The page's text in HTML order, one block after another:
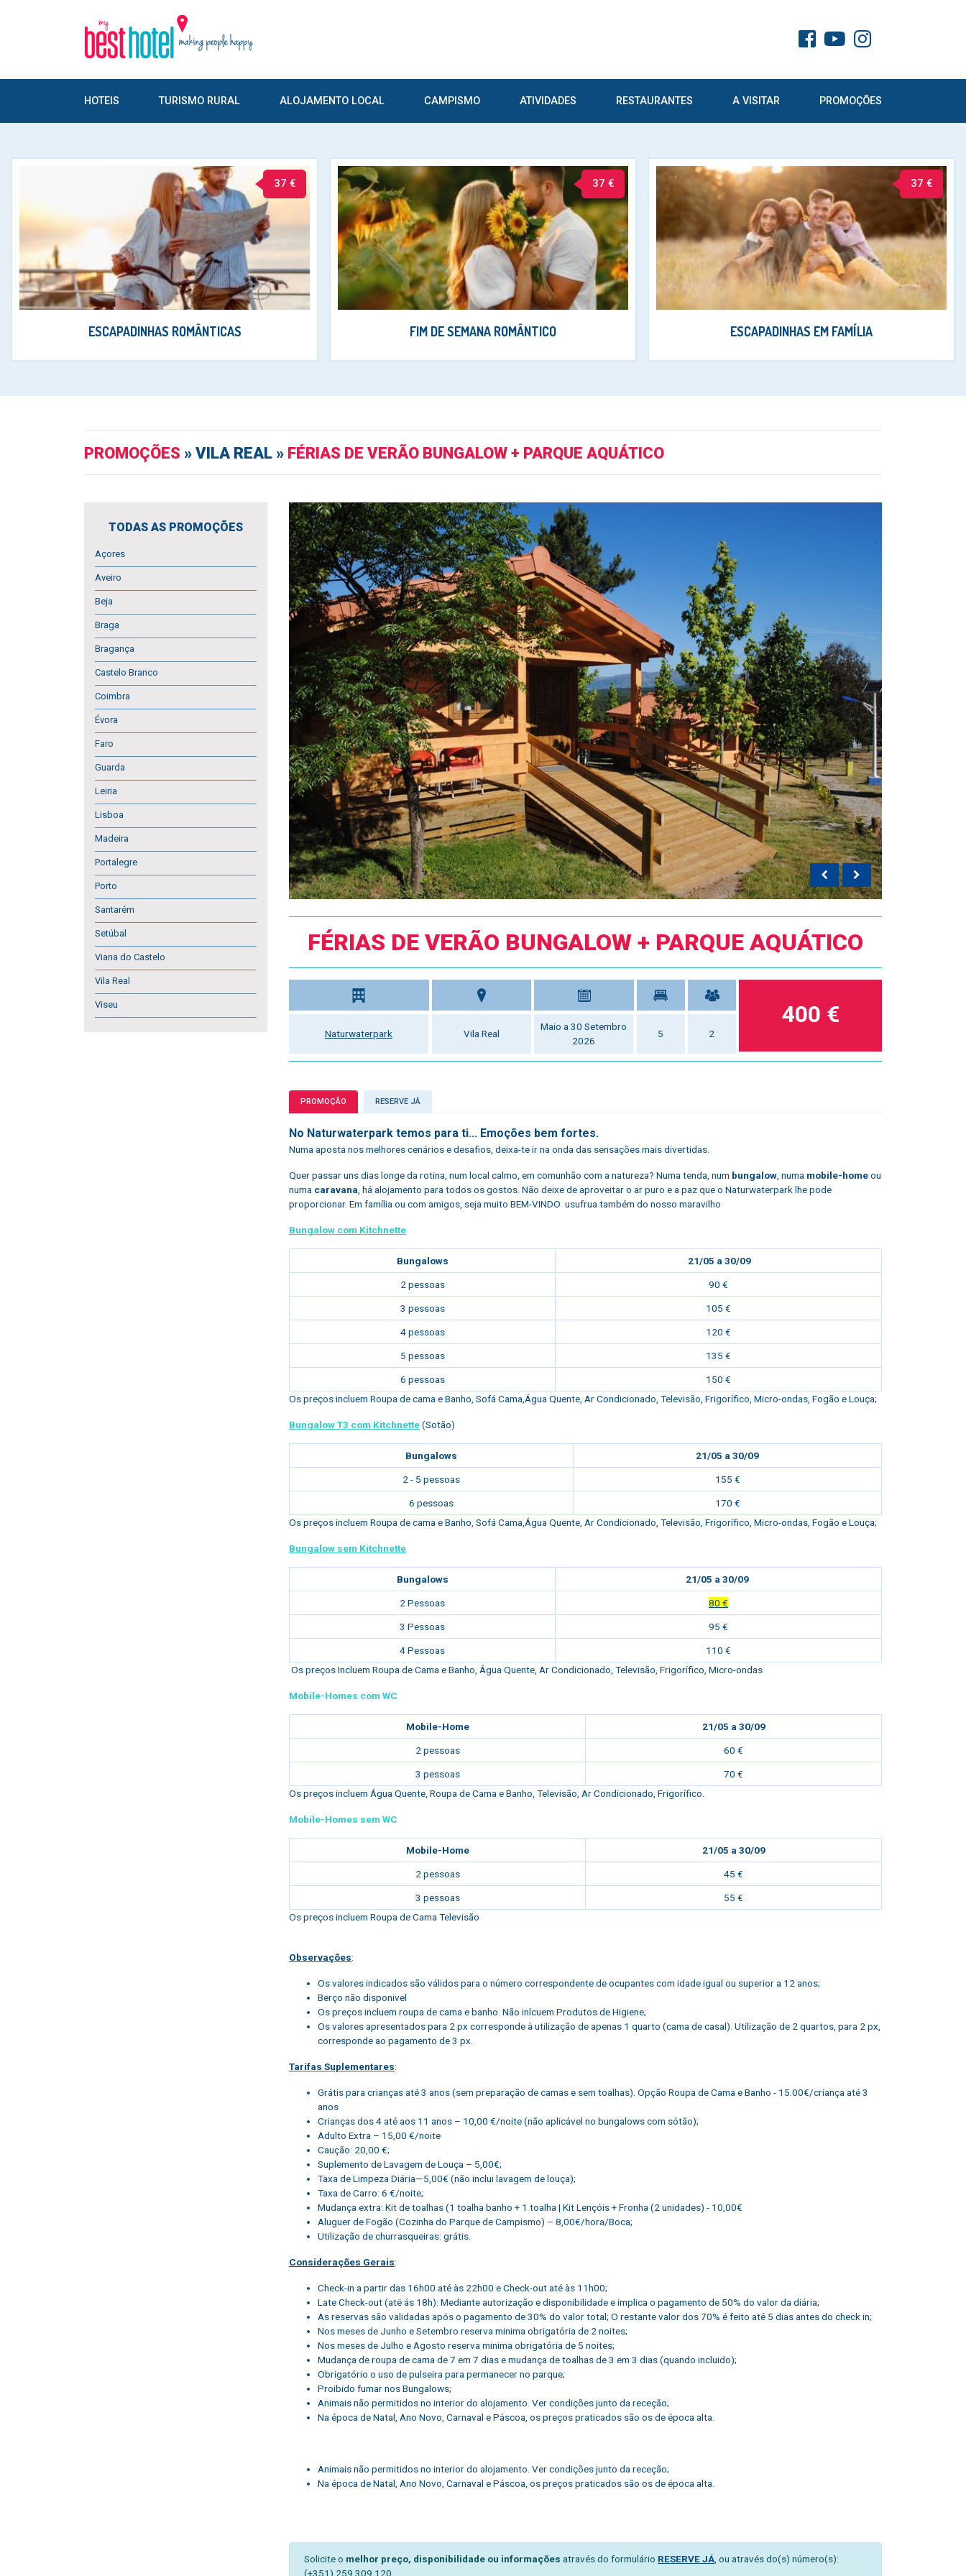
HOTEIS TURISMO RURAL ALOJAMENTO LOCAL CAMPISMO ATIVIDADES RESTAURANTES A VISITAR PROMOÇÕES
37 €
ESCAPADINHAS ROMÂNTICAS
37 €
FIM DE SEMANA ROMÂNTICO
37 €
ESCAPADINHAS EM FAMÍLIA
PROMOÇÕES » VILA REAL » FÉRIAS DE VERÃO BUNGALOW + PARQUE AQUÁTICO
TODAS AS PROMOÇÕES
Açores
Aveiro
Beja
Braga
Bragança
Castelo Branco
Coimbra
Évora
Faro
Guarda
Leiria
Lisboa
Madeira
Portalegre
Porto
Santarém
Setúbal
Viana do Castelo
Vila Real
Viseu
FÉRIAS DE VERÃO BUNGALOW + PARQUE AQUÁTICO
Naturwaterpark Vila Real
Maio a 30 Setembro
2026
5 2
400 €
PROMOÇÃO RESERVE JÁ
No Naturwaterpark temos para ti... Emoções bem fortes.
Numa aposta nos melhores cenários e desafios, deixa-te ir na onda das sensações mais divertidas.
Quer passar uns dias longe da rotina, num local calmo, em comunhão com a natureza? Numa tenda, num bungalow, numa mobile-homeou
numa caravana, há alojamento para todos os gostos. Não deixe de aproveitar o ar puro e a paz que o Naturwaterpark lhe pode
proporcionar. Em família ou com amigos, seja muito BEM-VINDO usufrua também do nosso maravilho
Bungalow com Kitchnette
Bungalows 21/05 a 30/09
2 pessoas 90 €
3 pessoas 105 €
4 pessoas 120 €
5 pessoas 135 €
6 pessoas
150 €
Os preços incluem Roupa de cama e Banho, Sofá Cama,Água Quente, Ar Condicionado, Televisão, Frigorífico, Micro-ondas, Fogão e Louça;
Bungalow T3 com Kitchnette(Sotão)
Bungalows 21/05 a 30/09
2 - 5 pessoas 155 €
6 pessoas
170 €
Os preços incluem Roupa de cama e Banho, Sofá Cama,Água Quente, Ar Condicionado, Televisão, Frigorífico, Micro-ondas, Fogão e Louça;
Bungalow sem Kitchnette
Bungalows 21/05 a 30/09
2 Pessoas 80 €
3 Pessoas 95 €
4 Pessoas
110 €
Os preços Incluem Roupa de Cama e Banho, Água Quente, Ar Condicionado, Televisão, Frigorífico, Micro-ondas
Mobile-Homes com WC
Mobile-Home 21/05 a 30/09
2 pessoas 60 €
3 pessoas
70 €
Os preços incluem Água Quente, Roupa de Cama e Banho, Televisão, Ar Condicionado, Frigorífico.
Mobile-Homes sem WC
Mobile-Home 21/05 a 30/09
2 pessoas 45 €
3 pessoas
55 €
Os preços incluem Roupa de Cama Televisão
Observações:
Os valores indicados são válidos para o número correspondente de ocupantes com idade igual ou superior a 12 anos;
Berço não disponivel
Os preços incluem roupa de cama e banho. Não inlcuem Produtos de Higiene;
Os valores apresentados para 2 px corresponde à utilização de apenas 1 quarto (cama de casal). Utilização de 2 quartos, para 2 px,
corresponde ao pagamento de 3 px.
Tarifas Suplementares:
Grátis para crianças até 3 anos (sem preparação de camas e sem toalhas). Opção Roupa de Cama e Banho - 15.00€/criança até 3
anos
Crianças dos 4 até aos 11 anos – 10,00 €/noite (não aplicável no bungalows com sótão);
Adulto Extra – 15,00 €/noite
Caução: 20,00 €;
Suplemento de Lavagem de Louça – 5,00€;
Taxa de Limpeza Diária—5,00€ (não inclui lavagem de louça);
Taxa de Carro: 6 €/noite;
Mudança extra: Kit de toalhas (1 toalha banho + 1 toalha | Kit Lençóis + Fronha (2 unidades) - 10,00€
Aluguer de Fogão (Cozinha do Parque de Campismo) – 8,00€/hora/Boca;
Utilização de churrasqueiras: grátis.
Considerações Gerais:
Check-in a partir das 16h00 até às 22h00 e Check-out até às 11h00;
Late Check-out (até ás 18h): Mediante autorização e disponibilidade e implica o pagamento de 50% do valor da diária;
As reservas são validadas após o pagamento de 30% do valor total; O restante valor dos 70% é feito até 5 dias antes do check in;
Nos meses de Junho e Setembro reserva minima obrigatória de 2 noites;
Nos meses de Julho e Agosto reserva minima obrigatória de 5 noites;
Mudança de roupa de cama de 7 em 7 dias e mudança de toalhas de 3 em 3 dias (quando incluido);
Obrigatório o uso de pulseira para permanecer no parque;
Proibido fumar nos Bungalows;
Animais não permitidos no interior do alojamento. Ver condições junto da receção;
Na época de Natal, Ano Novo, Carnaval e Páscoa, os preços praticados são os de época alta.
Animais não permitidos no interior do alojamento. Ver condições junto da receção;
Na época de Natal, Ano Novo, Carnaval e Páscoa, os preços praticados são os de época alta.
Solicite o melhor preço, disponibilidade ou informações através do formulário RESERVE JÁ, ou através do(s) número(s):
(+351) 259 309 120